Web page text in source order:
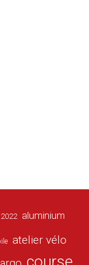
2022 aluminium
atelier vélo
course